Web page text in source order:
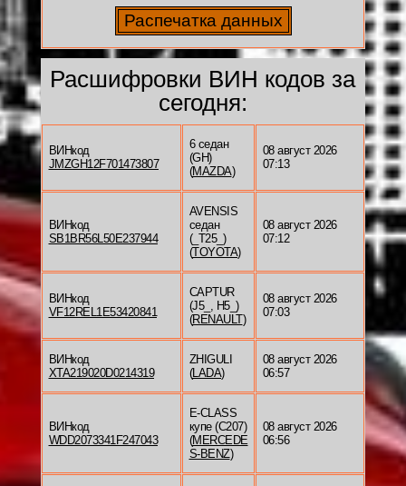
Расшифровки ВИН кодов за
сегодня:
ВИНкод
JMZGH12F701473807
6 седан
(GH)
(MAZDA)
08 август 2026
07:13
ВИНкод
SB1BR56L50E237944
AVENSIS
седан
(_T25_)
(TOYOTA)
08 август 2026
07:12
ВИНкод
VF12REL1E53420841
CAPTUR
(J5_, H5_)
(RENAULT)
08 август 2026
07:03
ВИНкод
XTA219020D0214319
ZHIGULI
(LADA)
08 август 2026
06:57
ВИНкод
WDD2073341F247043
E-CLASS
купе (C207)
(MERCEDE
S-BENZ)
08 август 2026
06:56